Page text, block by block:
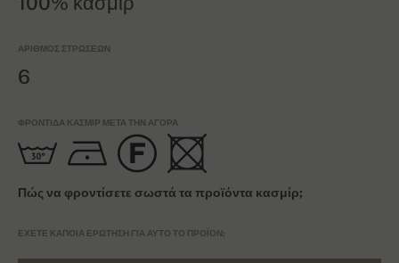
ΑΡΙΘΜΌΣ ΣΤΡΏΣΕΩΝ
6
ΦΡΟΝΤΊΔΑ ΚΑΣΜΊΡ ΜΕΤΆ ΤΗΝ ΑΓΟΡΆ
Πώς να φροντίσετε σωστά τα προϊόντα κασμίρ;
ΈΧΕΤΕ ΚΆΠΟΙΑ ΕΡΏΤΗΣΗ ΓΙΑ ΑΥΤΌ ΤΟ ΠΡΟΪΌΝ;